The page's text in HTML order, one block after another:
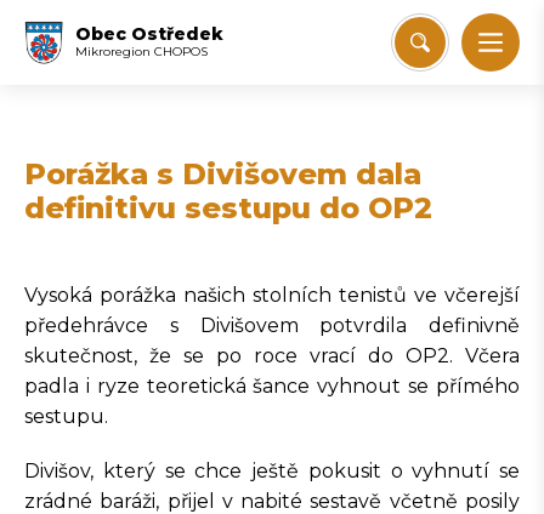
Obec Ostředek
Mikroregion CHOPOS
Porážka s Divišovem dala
definitivu sestupu do OP2
Vysoká porážka našich stolních tenistů ve včerejší
předehrávce s Divišovem potvrdila definivně
skutečnost, že se po roce vrací do OP2. Včera
padla i ryze teoretická šance vyhnout se přímého
sestupu.
Divišov, který se chce ještě pokusit o vyhnutí se
zrádné baráži, přijel v nabité sestavě včetně posily